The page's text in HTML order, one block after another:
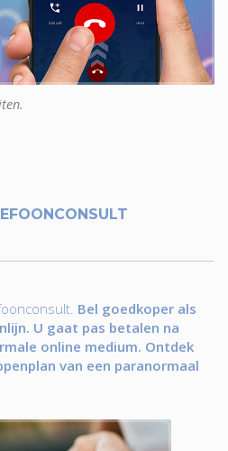
Bel goedkoper als
U gaat pas betalen na
online medium. Ontdek
van een paranormaal